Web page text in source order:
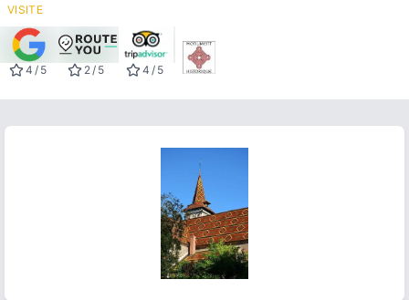
VISITE
4 / 5 2/ 5 4 / 5